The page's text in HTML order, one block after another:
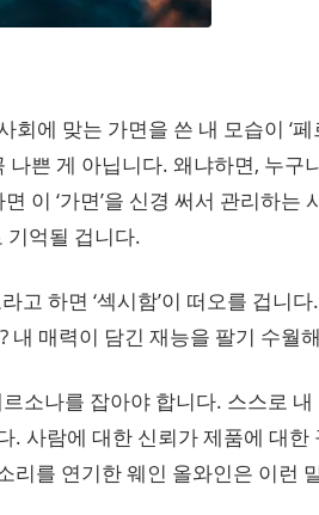
회에 맞는 가면을 쓴 내 모습이 ‘페
쁜 게 아닙니다. 왜냐하면, 누구
이 ‘가면’을 신경 써서 관리하는
기억될 겁니다.
고 하면 ‘섹시함’이 떠오를 겁니
내 매력이 담긴 재능을 팔기 수월
소나를 잡아야 합니다. 스스로
사람에 대한 신뢰가 제품에 대한
리를 연기한 웨인 올와인은 이런